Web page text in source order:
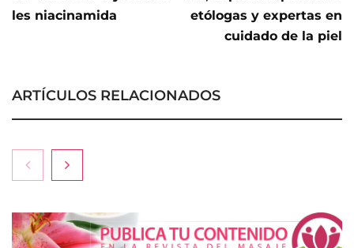
les niacinamida
etólogas y expertas en
cuidado de la piel
ARTÍCULOS RELACIONADOS